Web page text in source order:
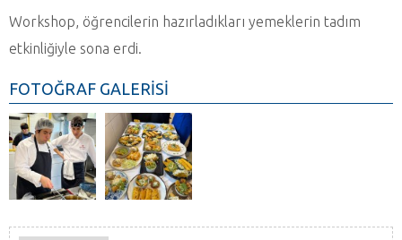
Workshop, öğrencilerin hazırladıkları yemeklerin tadım
etkinliğiyle sona erdi.
FOTOĞRAF GALERİSİ